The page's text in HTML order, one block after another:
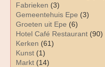
Fabrieken (3)
Gemeentehuis Epe (3)
Groeten uit Epe (6)
Hotel Café Restaurant (90)
Kerken (61)
Kunst (1)
Markt (14)